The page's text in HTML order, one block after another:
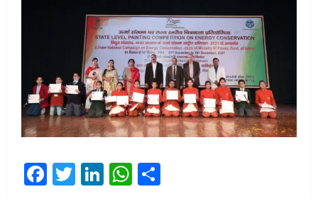
Facebook
Twitter
LinkedIn
WhatsApp